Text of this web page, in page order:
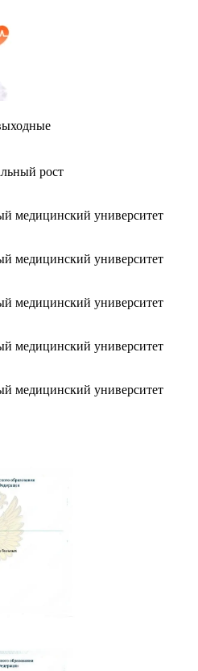
рост
медицинский университет
медицинский университет
медицинский университет
медицинский университет
медицинский университет